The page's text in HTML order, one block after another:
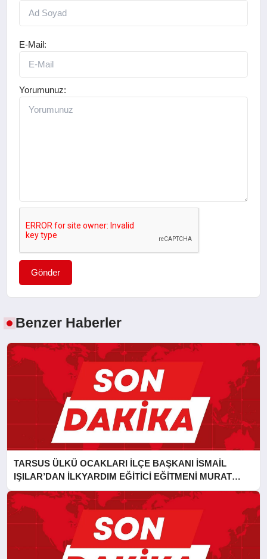
E-Mail:
Yorumunuz:
Gönder
Benzer Haberler
TARSUS ÜLKÜ OCAKLARI İLÇE BAŞKANI İSMAİL
IŞILAR’DAN İLKYARDIM EĞİTİCİ EĞİTMENİ MURAT
CAN FİDAN’A ZİYARET